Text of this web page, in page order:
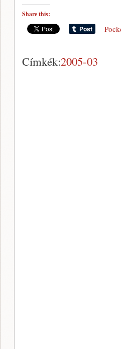
Share this:
Címkék:2005-03